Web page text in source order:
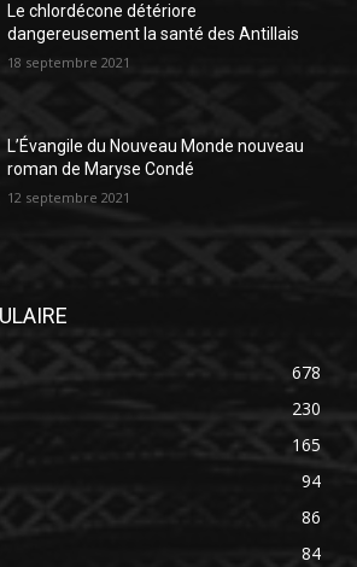
Le chlordécone détériore
dangereusement la santé des Antillais
18 septembre 2021
L’Évangile du Nouveau Monde nouveau
roman de Maryse Condé
12 septembre 2021
678
230
165
94
86
84